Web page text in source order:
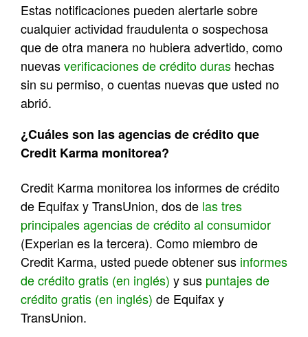
Estas notificaciones pueden alertarle sobre
cualquier actividad fraudulenta o sospechosa
que de otra manera no hubiera advertido, como
nuevasverificaciones de crédito duras hechas
sin su permiso, o cuentas nuevas que usted no
abrió.
¿Cuáles son las agencias de crédito que
Credit Karma monitorea?
Credit Karma monitorea los informes de crédito
de Equifax y TransUnion, dos de las tres
principales agencias de crédito al consumidor
(Experian es la tercera). Como miembro de
Credit Karma, usted puede obtener sus informes
de crédito gratis (en inglés) y sus puntajes de
crédito gratis (en inglés) de Equifax y
TransUnion.